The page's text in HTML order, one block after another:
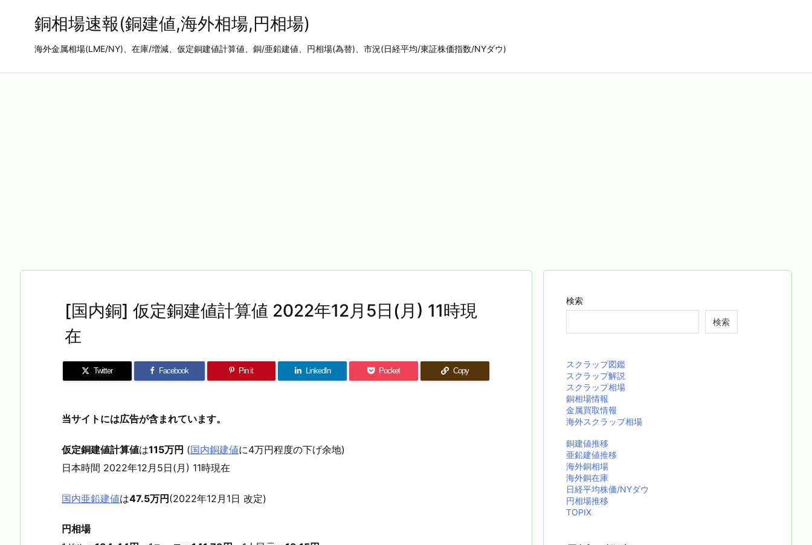
銅相場速報(銅建値,海外相場,円相場)
海外金属相場(LME/NY)、在庫/増減、仮定銅建値計算値、銅/亜鉛建値、円相場(為替)、市況(日経平均/東証株価指数/NYダウ)
[国内銅] 仮定銅建値計算値 2022年12月5日(月) 11時現
在
Twitter Facebook Pin it LinkedIn Pocket Copy
当サイトには広告が含まれています。
仮定銅建値計算値は115万円 (国内銅建値に4万円程度の下げ余地)
日本時間 2022年12月5日(月) 11時現在
国内亜鉛建値は47.5万円(2022年12月1日 改定)
円相場
検索
検索
スクラップ図鑑
スクラップ解説
スクラップ相場
銅相場情報
金属買取情報
海外スクラップ相場
銅建値推移
亜鉛建値推移
海外銅相場
海外銅在庫
日経平均株価/NYダウ
円相場推移
TOPIX